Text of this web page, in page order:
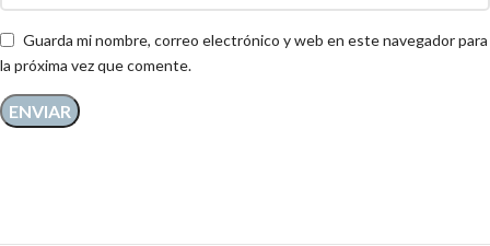
Guarda mi nombre, correo electrónico y web en este navegador para
la próxima vez que comente.